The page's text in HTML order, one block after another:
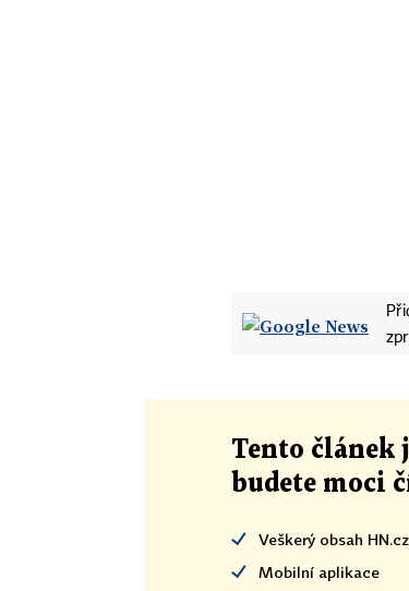
Tento článek
budete moci
Veškerý obsah HN.cz
Mobilní aplikace